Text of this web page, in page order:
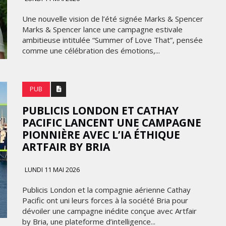
Une nouvelle vision de l’été signée Marks & Spencer
Marks & Spencer lance une campagne estivale
ambitieuse intitulée “Summer of Love That”, pensée
comme une célébration des émotions,...
PUB
PUBLICIS LONDON ET CATHAY
PACIFIC LANCENT UNE CAMPAGNE
PIONNIÈRE AVEC L’IA ÉTHIQUE
ARTFAIR BY BRIA
LUNDI 11 MAI 2026
Publicis London et la compagnie aérienne Cathay
Pacific ont uni leurs forces à la société Bria pour
dévoiler une campagne inédite conçue avec Artfair
by Bria, une plateforme d’intelligence...
FRONTIÈRES DE
L’INNOVATION AFRICAINE
LUNDI 6 AVRIL 2026
MARKETING
WEDGEWOOD WEDDINGS MISE
NATIONALE POUR
RÉINVENTER L’EXPÉRIENCE DU
MARIAGE